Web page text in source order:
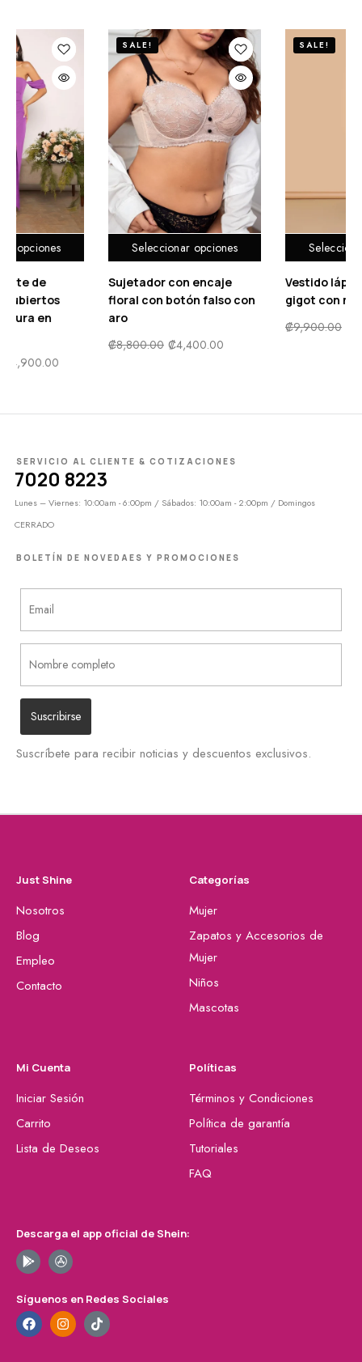
opciones
con
escote
abertura
Seleccionar opciones
SALE!
Vestido elegante de
hombros descubiertos
fruncido abertura en
SALE!
Sujetador
floral con
SERVICIO AL CLIENTE & COTIZACIONES
7020 8223
Lunes – Viernes: 10:00am - 6:00pm / Sábados: 10:00am - 2:00pm / Domingos
CERRADO
BOLETÍN DE NOVEDAES Y PROMOCIONES
Suscríbete para recibir noticias y descuentos exclusivos.
Just Shine
Nosotros
Blog
Empleo
Contacto
Categorías
Mujer
Zapatos y Accesorios de
Mujer
Niños
Mascotas
Mi Cuenta
Iniciar Sesión
Carrito
Lista de Deseos
Políticas
Términos y Condiciones
Política de garantía
Tutoriales
FAQ
Descarga el app oficial de Shein:
Síguenos en Redes Sociales